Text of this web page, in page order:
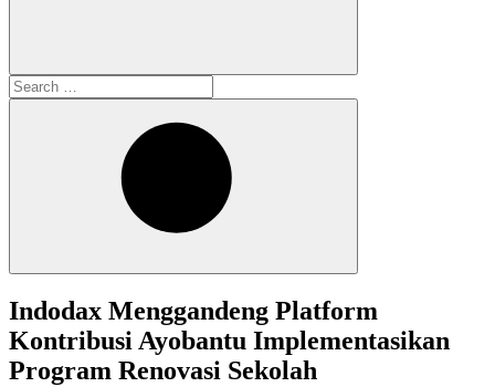
Search
for:
Search
Indodax Menggandeng Platform
Kontribusi Ayobantu Implementasikan
Program Renovasi Sekolah